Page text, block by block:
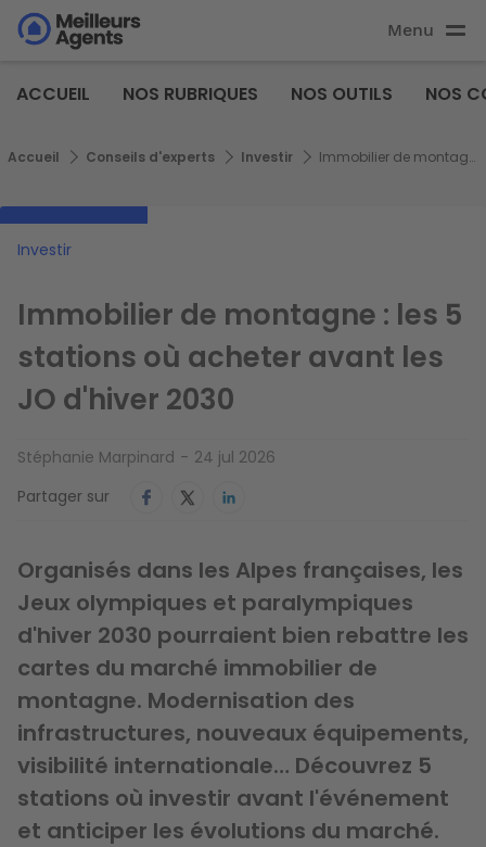
Aller
au
principal
Aller au
principal
Menu
Agents
ACCUEIL NOS RUBRIQUES NOS OUTILS NOS
Fil d'Ariane
Accueil Conseils d'experts Investir Immobilier de montagne : les 5 stations où acheter avant les JO d'hiver 2030
Investir
Immobilier de montagne : les 5
stations où acheter avant les
JO d'hiver 2030
Stéphanie Marpinard
24 jul 2026
Partager sur
Organisés dans les Alpes françaises, les
Jeux olympiques et paralympiques
d'hiver 2030 pourraient bien rebattre les
cartes du marché immobilier de
montagne. Modernisation des
infrastructures, nouveaux équipements,
visibilité internationale… Découvrez 5
stations où investir avant l'événement
et anticiper les évolutions du marché.